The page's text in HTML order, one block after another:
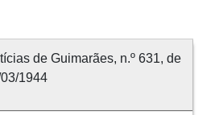
de Guimarães, n.º 631, de
1944